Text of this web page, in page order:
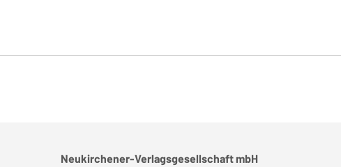
Neukirchener-Verlagsgesellschaft mbH